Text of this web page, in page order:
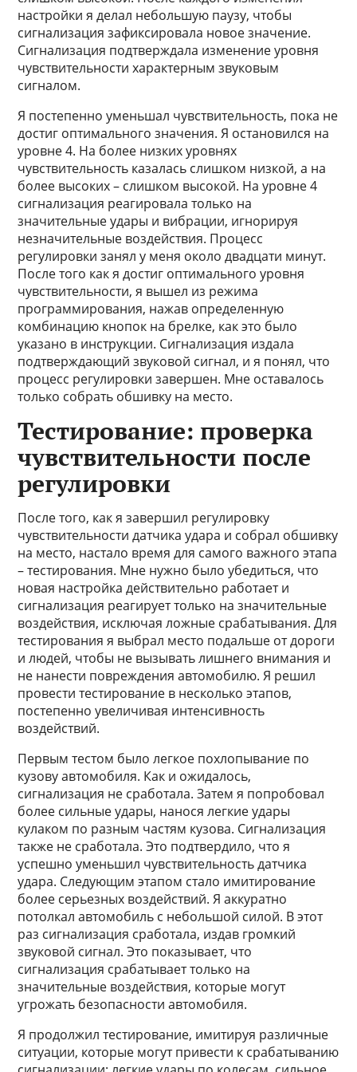
настройки я делал небольшую паузу, чтобы
сигнализация зафиксировала новое значение.
Сигнализация подтверждала изменение уровня
чувствительности характерным звуковым
сигналом.
Я постепенно уменьшал чувствительность, пока не
достиг оптимального значения. Я остановился на
уровне 4. На более низких уровнях
чувствительность казалась слишком низкой, а на
более высоких – слишком высокой. На уровне 4
сигнализация реагировала только на
значительные удары и вибрации, игнорируя
незначительные воздействия. Процесс
регулировки занял у меня около двадцати минут.
После того как я достиг оптимального уровня
чувствительности, я вышел из режима
программирования, нажав определенную
комбинацию кнопок на брелке, как это было
указано в инструкции. Сигнализация издала
подтверждающий звуковой сигнал, и я понял, что
процесс регулировки завершен. Мне оставалось
только собрать обшивку на место.
Тестирование: проверка
чувствительности после
регулировки
После того, как я завершил регулировку
чувствительности датчика удара и собрал обшивку
на место, настало время для самого важного этапа
– тестирования. Мне нужно было убедиться, что
новая настройка действительно работает и
сигнализация реагирует только на значительные
воздействия, исключая ложные срабатывания. Для
тестирования я выбрал место подальше от дороги
и людей, чтобы не вызывать лишнего внимания и
не нанести повреждения автомобилю. Я решил
провести тестирование в несколько этапов,
постепенно увеличивая интенсивность
воздействий.
Первым тестом было легкое похлопывание по
кузову автомобиля. Как и ожидалось,
сигнализация не сработала. Затем я попробовал
более сильные удары, нанося легкие удары
кулаком по разным частям кузова. Сигнализация
также не сработала. Это подтвердило, что я
успешно уменьшил чувствительность датчика
удара. Следующим этапом стало имитирование
более серьезных воздействий. Я аккуратно
потолкал автомобиль с небольшой силой. В этот
раз сигнализация сработала, издав громкий
звуковой сигнал. Это показывает, что
сигнализация срабатывает только на
значительные воздействия, которые могут
угрожать безопасности автомобиля.
Я продолжил тестирование, имитируя различные
ситуации, которые могут привести к срабатыванию